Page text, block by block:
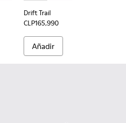
Drift Trail
CLP165,990
Añadir